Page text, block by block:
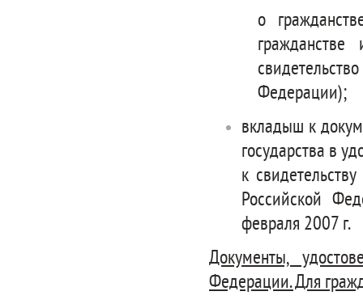
о
гражданстве
Федерации);
вкладыш к
государства в
к
Российской
февраля 2007 г.
Документы,
Федерации. Для